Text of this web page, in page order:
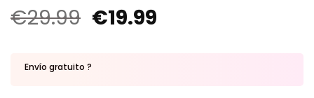
€29.99 €19.99
Envío gratuito ?